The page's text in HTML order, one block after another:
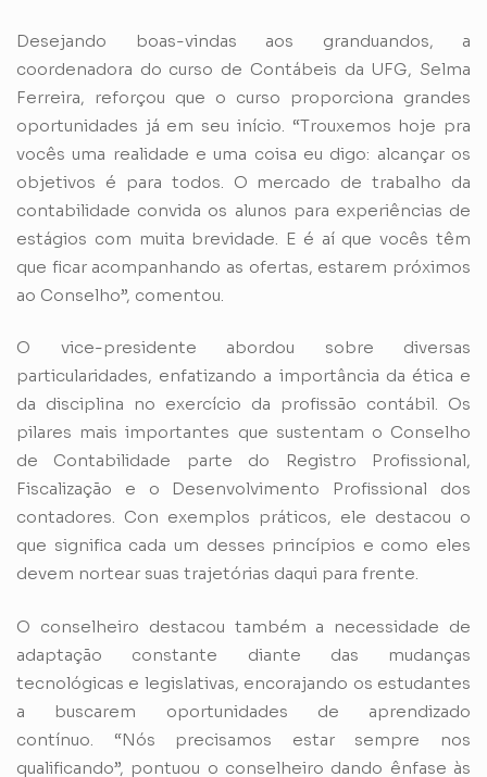
Desejando boas-vindas aos granduandos, a
coordenadora do curso de Contábeis da UFG, Selma
Ferreira, reforçou que o curso proporciona grandes
oportunidades já em seu início. “Trouxemos hoje pra
vocês uma realidade e uma coisa eu digo: alcançar os
objetivos é para todos. O mercado de trabalho da
contabilidade convida os alunos para experiências de
estágios com muita brevidade. E é aí que vocês têm
que ficar acompanhando as ofertas, estarem próximos
ao Conselho”, comentou.
O vice-presidente abordou sobre diversas
particularidades, enfatizando a importância da ética e
da disciplina no exercício da profissão contábil. Os
pilares mais importantes que sustentam o Conselho
de Contabilidade parte do Registro Profissional,
Fiscalização e o Desenvolvimento Profissional dos
contadores. Con exemplos práticos, ele destacou o
que significa cada um desses princípios e como eles
devem nortear suas trajetórias daqui para frente.
O conselheiro destacou também a necessidade de
adaptação constante diante das mudanças
tecnológicas e legislativas, encorajando os estudantes
a buscarem oportunidades de aprendizado
contínuo. “Nós precisamos estar sempre nos
qualificando”, pontuou o conselheiro dando ênfase às